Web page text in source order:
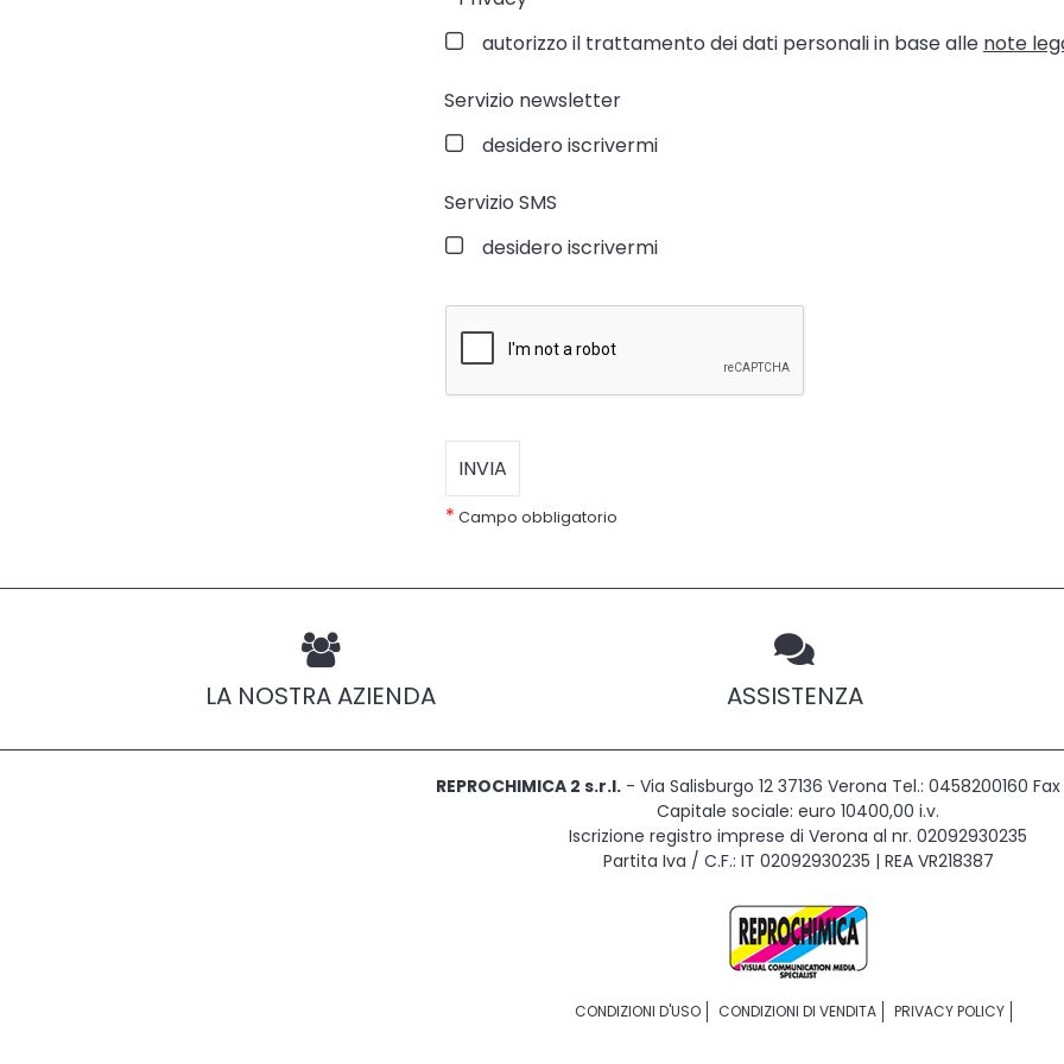
autorizzo il trattamento dei dati personali in base alle note
Servizio newsletter
desidero iscrivermi
Servizio SMS
desidero iscrivermi
* Campo obbligatorio
LA NOSTRA AZIENDA ASSISTENZA
REPROCHIMICA 2 s.r.l.- Via Salisburgo 12 37136 Verona Tel.: 0458200160
Capitale sociale: euro 10400,00 i.v.
Iscrizione registro imprese di Verona al nr. 02092930235
Partita Iva / C.F.: IT 02092930235 | REA VR218387
CONDIZIONI D'USO CONDIZIONI DI VENDITA PRIVACY POLICY